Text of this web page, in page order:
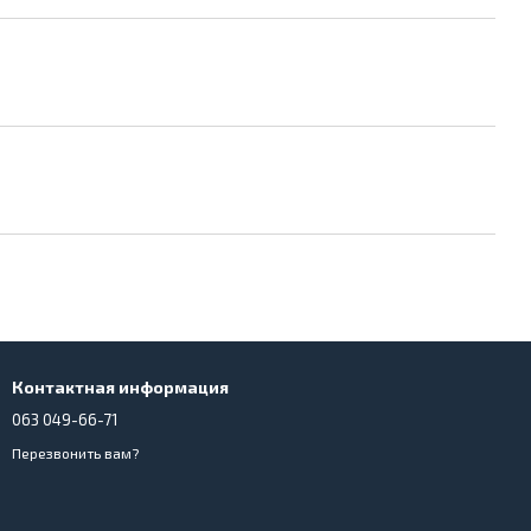
Контактная информация
063 049-66-71
Перезвонить вам?